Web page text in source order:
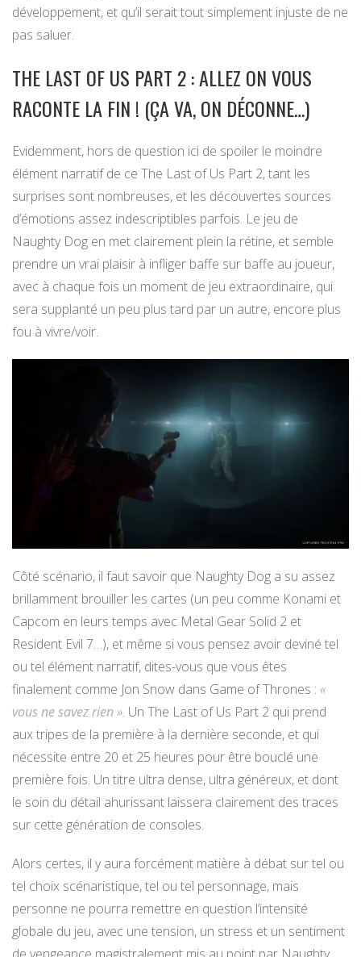
développement, et qu’il serait tout simplement injuste de ne
pas saluer.
THE LAST OF US PART 2 : ALLEZ ON VOUS
RACONTE LA FIN ! (ÇA VA, ON DÉCONNE…)
Evidemment, hors de question ici de spoiler le moindre
élément narratif de ce The Last of Us Part 2, tant les
surprises sont nombreuses, et les découvertes sources
d’émotions assez indescriptibles parfois. Le jeu de
Naughty Dog en met clairement plein la rétine, et semble
prendre un vrai plaisir à infliger baffe sur baffe au joueur,
avec à chaque fois un moment de jeu extraordinaire, qui
sera supplanté un peu plus tard par un autre, encore plus
fou à vivre/voir.
Côté scénario, il faut savoir que Naughty Dog a su assez
brillamment brouiller les cartes (un peu comme Konami et
Capcom en leurs temps avec Metal Gear Solid 2 et
Resident Evil 7…), et même si vous pensez avoir deviné tel
ou tel élément narratif, dites-vous que vous êtes
finalement comme Jon Snow dans Game of Thrones : «
vous ne savez rien ». Un The Last of Us Part 2 qui prend
aux tripes de la première à la dernière seconde, et qui
nécessite entre 20 et 25 heures pour être bouclé une
première fois. Un titre ultra dense, ultra généreux, et dont
le soin du détail ahurissant laissera clairement des traces
sur cette génération de consoles.
Alors certes, il y aura forcément matière à débat sur tel ou
tel choix scénaristique, tel ou tel personnage, mais
personne ne pourra remettre en question l’intensité
globale du jeu, avec une tension, un stress et un sentiment